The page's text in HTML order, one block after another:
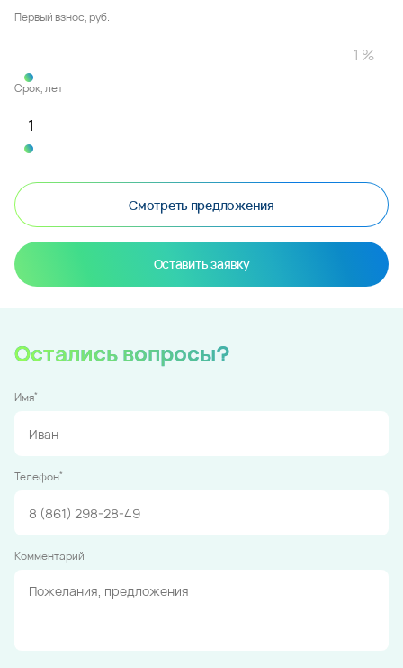
Первый взнос, руб.
Срок, лет
Смотреть предложения
Оставить заявку
Остались вопросы?
Имя*
Телефон*
Комментарий